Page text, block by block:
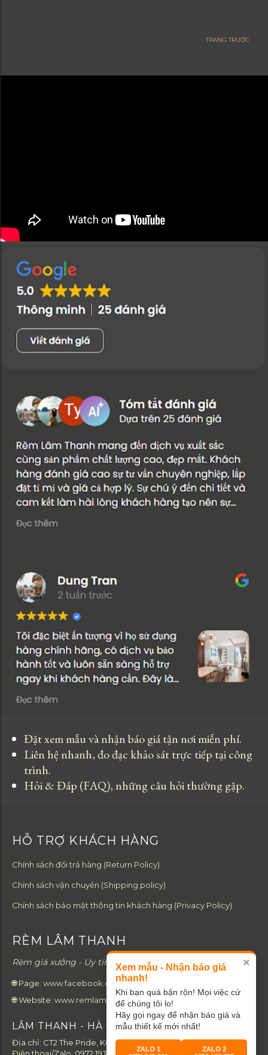
TRANG TRƯỚC
Đặt xem mẫu và nhận báo giá tận nơi miễn phí.
Liên hệ nhanh, đo đạc khảo sát trực tiếp tại công
trình.
Hỏi & Đáp (FAQ), những câu hỏi thường gặp.
HỖ TRỢ KHÁCH HÀNG
Chính sách đổi trả hàng (Return Policy)
Chính sách vận chuyển (Shipping policy)
Chính sách bảo mật thông tin khách hàng (Privacy Policy)
RÈM LÂM THANH
Rèm giá xưởng - Uy tín từ tâm - Chất lượng từ gốc.
🌐 Page: www.facebook.com/remlamthanh
🌐 Website: www.remlamthanh.com
LÂM THANH - HÀ ĐÔNG
Địa chỉ: CT2 The Pride, KĐT An Hưng, Hà Đông, Hà Nội 12110.
Điện thoại/Zalo: 0972.193.757
×
Xem mẫu - Nhận báo giá
nhanh!
Khi bạn quá bận rộn! Mọi việc cứ
để chúng tôi lo!
Hãy gọi ngay để nhận báo giá và
mẫu thiết kế mới nhất!
ZALO 1
ZALO 2